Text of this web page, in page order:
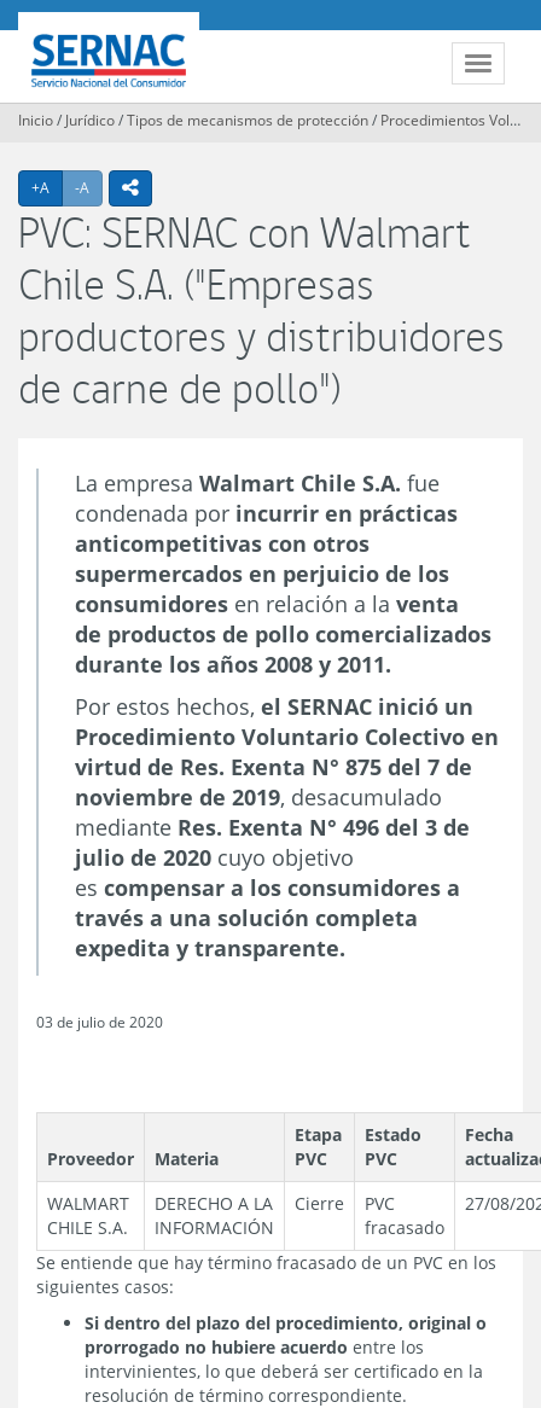
Contenido
principal
Toggle
SERNAC
Inicio/ Jurídico/Tipos de mecanismos de protección/ Procedimientos Voluntarios Colectivos
+A Agrandar texto
-A Achicar textoicono compartir
PVC: SERNAC con Walmart
Chile S.A. ("Empresas
productores y distribuidores
de carne de pollo")
La empresa Walmart Chile S.A. fue
condenada por incurrir en prácticas
anticompetitivas con otros
supermercados en perjuicio de los
consumidores en relación a la venta
de productos de pollo comercializados
durante los años 2008 y 2011.
Por estos hechos, el SERNAC inició un
Procedimiento Voluntario Colectivo en
virtud de Res. Exenta N° 875 del 7 de
noviembre de 2019, desacumulado
mediante Res. Exenta N° 496 del 3 de
julio de 2020 cuyo objetivo
es compensar a los consumidores a
través a una solución completa
expedita y transparente.
03 de julio de 2020
Proveedor Materia
Etapa
PVC
Estado
PVC
Fecha
WALMART
CHILE S.A.
DERECHO A LA
INFORMACIÓN
Cierre
PVC
fracasado
27/08/
Se entiende que hay término fracasado de un PVC en los
siguientes casos:
Si dentro del plazo del procedimiento, original o
prorrogado no hubiere acuerdo entre los
intervinientes, lo que deberá ser certificado en la
resolución de término correspondiente.